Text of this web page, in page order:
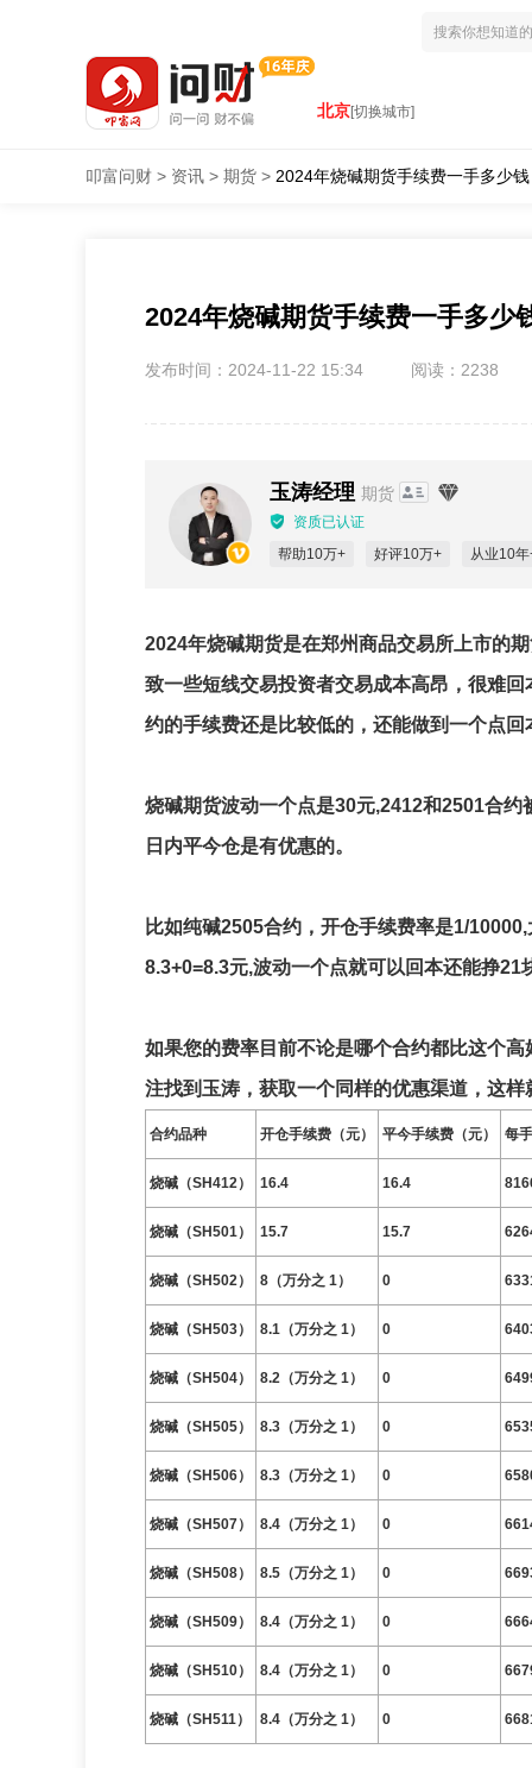
北京[切换城市]
叩富问财 > 资讯 > 期货 > 2024年烧碱期货手续费一手多少
2024年烧碱期货手续费一手多少
发布时间：2024-11-22 15:34 阅读：2238
玉涛经理 期货
资质已认证
帮助10万+
好评10万+ 从业10
2024年烧碱期货是在郑州商品交易所上市的
致一些短线交易投资者交易成本高昂，很难
约的手续费还是比较低的，还能做到一个点回
烧碱期货波动一个点是30元,2412和2501合
日内平今仓是有优惠的。
比如纯碱2505合约，开仓手续费率是1/
8.3+0=8.3元,波动一个点就可以回本还能挣
如果您的费率目前不论是哪个合约都比这个
注找到玉涛，获取一个同样的优惠渠道，这样
合约品种 开仓手续费（元） 平今手续费（元） 每
烧碱（SH412） 16.4 16.4
烧碱（SH501） 15.7 15.7
烧碱（SH502） 8（万分之 1） 0
烧碱（SH503） 8.1（万分之 1） 0
烧碱（SH504） 8.2（万分之 1） 0
烧碱（SH505） 8.3（万分之 1） 0
烧碱（SH506） 8.3（万分之 1） 0
烧碱（SH507） 8.4（万分之 1） 0
烧碱（SH508） 8.5（万分之 1） 0
烧碱（SH509） 8.4（万分之 1） 0
烧碱（SH510） 8.4（万分之 1） 0
烧碱（SH511） 8.4（万分之 1） 0